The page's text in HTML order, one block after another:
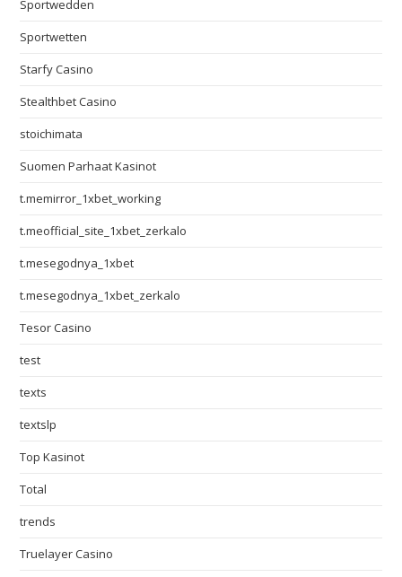
Sportwedden
Sportwetten
Starfy Casino
Stealthbet Casino
stoichimata
Suomen Parhaat Kasinot
t.memirror_1xbet_working
t.meofficial_site_1xbet_zerkalo
t.mesegodnya_1xbet
t.mesegodnya_1xbet_zerkalo
Tesor Casino
test
texts
textslp
Top Kasinot
Total
trends
Truelayer Casino